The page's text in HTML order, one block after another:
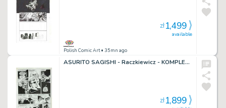
Polish Comic Art• 35mn ago
available
zł1,499
ASURITO SAGISHI - Raczkiewicz - KOMPLET !!! UNIKAT !!!
zł1,899